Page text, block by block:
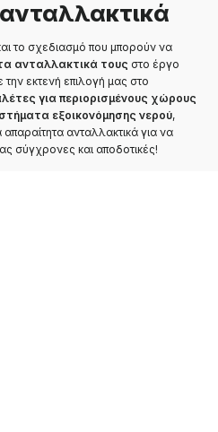
το σχεδιασμό που μπορούν να
ανταλλακτικά τους στο έργο
εκτενή επιλογή μας στο
για περιορισμένους χώρους
εξοικονόμησης νερού,
απαραίτητα ανταλλακτικά για να
σύγχρονες και αποδοτικές!